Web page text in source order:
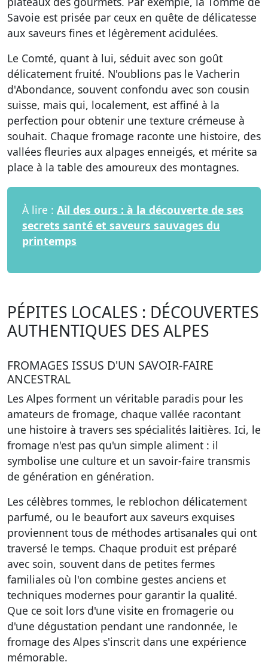
Savoie est prisée par ceux en quête de délicatesse
aux saveurs fines et légèrement acidulées.
Le Comté, quant à lui, séduit avec son goût
délicatement fruité. N'oublions pas le Vacherin
d'Abondance, souvent confondu avec son cousin
suisse, mais qui, localement, est affiné à la
perfection pour obtenir une texture crémeuse à
souhait. Chaque fromage raconte une histoire, des
vallées fleuries aux alpages enneigés, et mérite sa
place à la table des amoureux des montagnes.
À lire : Ail des ours : à la découverte de ses
secrets santé et saveurs sauvages du
printemps
PÉPITES LOCALES : DÉCOUVERTES
AUTHENTIQUES DES ALPES
FROMAGES ISSUS D'UN SAVOIR-FAIRE
ANCESTRAL
Les Alpes forment un véritable paradis pour les
amateurs de fromage, chaque vallée racontant
une histoire à travers ses spécialités laitières. Ici, le
fromage n'est pas qu'un simple aliment : il
symbolise une culture et un savoir-faire transmis
de génération en génération.
Les célèbres tommes, le reblochon délicatement
parfumé, ou le beaufort aux saveurs exquises
proviennent tous de méthodes artisanales qui ont
traversé le temps. Chaque produit est préparé
avec soin, souvent dans de petites fermes
familiales où l'on combine gestes anciens et
techniques modernes pour garantir la qualité.
Que ce soit lors d'une visite en fromagerie ou
d'une dégustation pendant une randonnée, le
fromage des Alpes s'inscrit dans une expérience
mémorable.